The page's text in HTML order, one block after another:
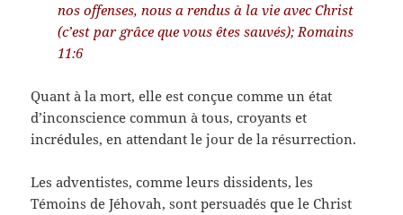
nos offenses, nous a rendus à la vie avec Christ
(c’est par grâce que vous êtes sauvés); Romains
11:6
Quant à la mort, elle est conçue comme un état
d’inconscience commun à tous, croyants et
incrédules, en attendant le jour de la résurrection.
Les adventistes, comme leurs dissidents, les
Témoins de Jéhovah, sont persuadés que le Christ